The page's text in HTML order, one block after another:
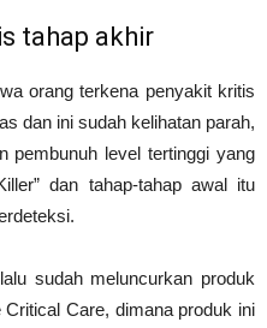
tahap akhir
orang terkena penyakit kritis
dan ini sudah kelihatan parah,
pembunuh level tertinggi yang
dan tahap-tahap awal itu
sudah meluncurkan produk
Care, dimana produk ini